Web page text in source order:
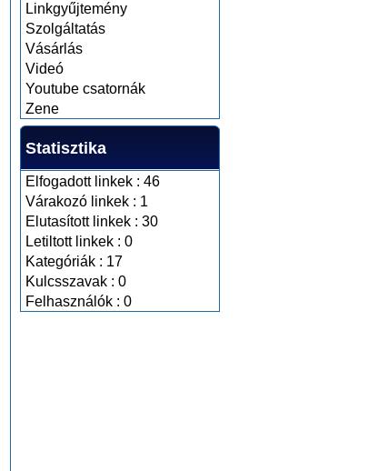
Linkgyűjtemény
Szolgáltatás
Vásárlás
Videó
Youtube csatornák
Zene
Statisztika
Elfogadott linkek : 46
Várakozó linkek : 1
Elutasított linkek : 30
Letiltott linkek : 0
Kategóriák : 17
Kulcsszavak : 0
Felhasználók : 0